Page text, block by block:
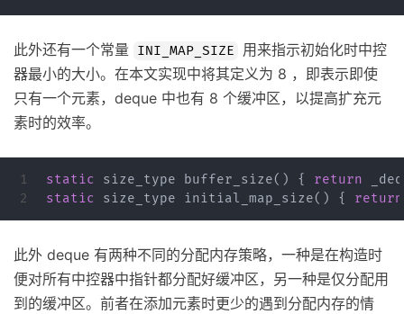
此外还有一个常量 INI_MAP_SIZE
用来指示初始化时中控
器最小的大小。在本文实现中将其定义为 8 ，即表示即使
只有一个元素，deque 中也有 8 个缓冲区，以提高扩充元
素时的效率。
1
static size_type buffer_size() { return
static
size_type initial_map_size() { return
此外 deque 有两种不同的分配内存策略，一种是在构造时
便对所有中控器中指针都分配好缓冲区，另一种是仅分配用
到的缓冲区。前者在添加元素时更少的遇到分配内存的情